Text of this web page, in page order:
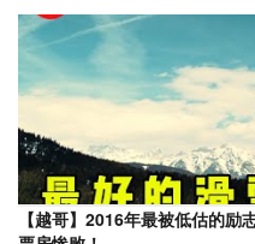
【越哥】2016年最被低估的